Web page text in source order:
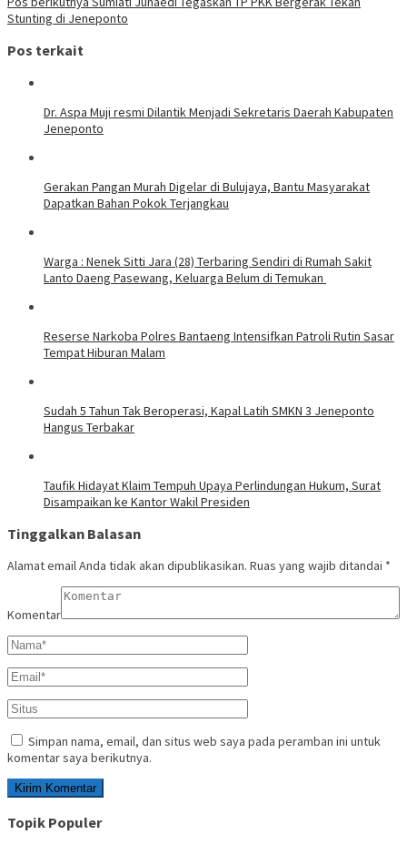
Stunting di Jeneponto
Pos terkait
Dr. Aspa Muji resmi Dilantik Menjadi Sekretaris Daerah Kabupaten
Jeneponto
Gerakan Pangan Murah Digelar di Bulujaya, Bantu Masyarakat
Dapatkan Bahan Pokok Terjangkau
Warga : Nenek Sitti Jara (28) Terbaring Sendiri di Rumah Sakit
Lanto Daeng Pasewang, Keluarga Belum di Temukan
Reserse Narkoba Polres Bantaeng Intensifkan Patroli Rutin Sasar
Tempat Hiburan Malam
Sudah 5 Tahun Tak Beroperasi, Kapal Latih SMKN 3 Jeneponto
Hangus Terbakar
Taufik Hidayat Klaim Tempuh Upaya Perlindungan Hukum, Surat
Disampaikan ke Kantor Wakil Presiden
Tinggalkan Balasan
Alamat email Anda tidak akan dipublikasikan. Ruas yang wajib ditandai *
Komentar
Simpan nama, email, dan situs web saya pada peramban ini untuk
komentar saya berikutnya.
Topik Populer